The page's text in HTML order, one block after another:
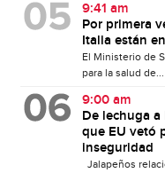
9:41 am
Por primera
Italia están
El Ministerio de
para la salud de...
9:00 am
De lechuga
que EU vetó
inseguridad
Jalapeños